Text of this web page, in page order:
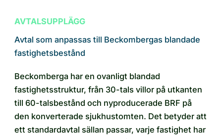
AVTALSUPPLÄGG
Avtal som anpassas till Beckombergas blandade
fastighetsbestånd
Beckomberga har en ovanligt blandad
fastighetsstruktur, från 30-tals villor på utkanten
till 60-talsbestånd och nyproducerade BRF på
den konverterade sjukhustomten. Det betyder att
ett standardavtal sällan passar, varje fastighet har